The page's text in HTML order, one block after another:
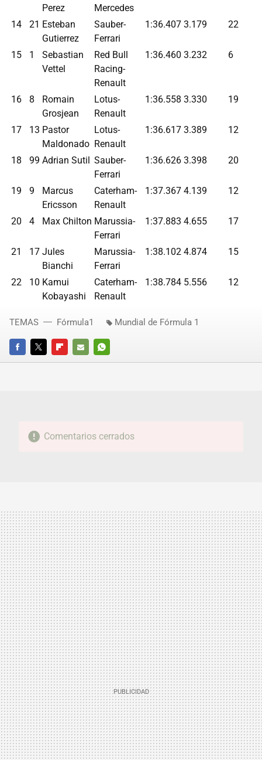
Perez
Mercedes
14 21 Esteban
Gutierrez
Sauber-
Ferrari
1:36.407 3.179 22
15 1
Sebastian
Vettel
Red Bull
Racing-
Renault
1:36.460 3.232 6
16 8
Romain
Grosjean
Lotus-
Renault
1:36.558 3.330 19
17 13 Pastor
Maldonado
Lotus-
Renault
1:36.617 3.389 12
18 99 Adrian Sutil Sauber-
Ferrari
1:36.626 3.398 20
19 9
Marcus
Ericsson
Caterham-
Renault
1:37.367 4.139 12
20 4 Max Chilton Marussia-
Ferrari
1:37.883 4.655 17
21 17 Jules
Bianchi
Marussia-
Ferrari
1:38.102 4.874 15
22 10 Kamui
Kobayashi
Caterham-
Renault
1:38.784 5.556 12
FACEBOOKTWITTERFLIPBOARD
E-
WHATSAPP
TEMAS Fórmula1 Mundial de Fórmula 1
Comentarios cerrados